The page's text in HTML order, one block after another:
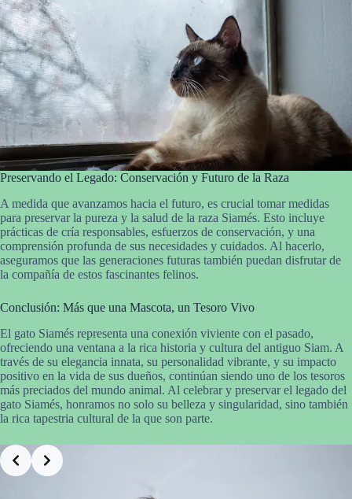
Preservando el Legado: Conservación y Futuro de la Raza
A medida que avanzamos hacia el futuro, es crucial tomar medidas
para preservar la pureza y la salud de la raza Siamés. Esto incluye
prácticas de cría responsables, esfuerzos de conservación, y una
comprensión profunda de sus necesidades y cuidados. Al hacerlo,
aseguramos que las generaciones futuras también puedan disfrutar de
la compañía de estos fascinantes felinos.
Conclusión: Más que una Mascota, un Tesoro Vivo
El gato Siamés representa una conexión viviente con el pasado,
ofreciendo una ventana a la rica historia y cultura del antiguo Siam. A
través de su elegancia innata, su personalidad vibrante, y su impacto
positivo en la vida de sus dueños, continúan siendo uno de los tesoros
más preciados del mundo animal. Al celebrar y preservar el legado del
gato Siamés, honramos no solo su belleza y singularidad, sino también
la rica tapestria cultural de la que son parte.